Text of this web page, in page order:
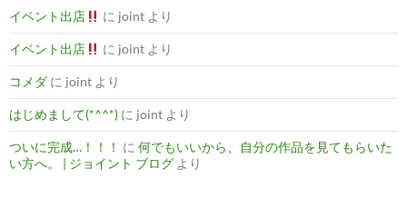
イベント出店 に jointより
イベント出店 に jointより
コメダ に joint より
はじめまして(*^^*) に joint より
ついに完成…！！！ に 何でもいいから、自分の作品を見てもらいた
い方へ。 | ジョイント ブログ より